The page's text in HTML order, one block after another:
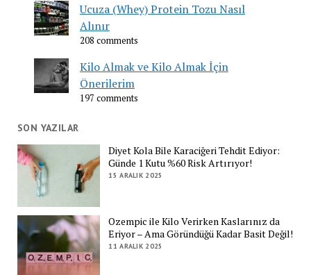
Ucuza (Whey) Protein Tozu Nasıl
Alınır
208 comments
Kilo Almak ve Kilo Almak İçin
Önerilerim
197 comments
SON YAZILAR
Diyet Kola Bile Karaciğeri Tehdit Ediyor:
Günde 1 Kutu %60 Risk Artırıyor!
15 ARALIK 2025
Ozempic ile Kilo Verirken Kaslarınız da
Eriyor – Ama Göründüğü Kadar Basit Değil!
11 ARALIK 2025